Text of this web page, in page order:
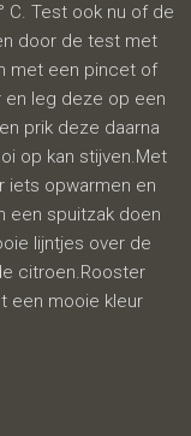
C. Test ook nu of de
door de test met
met een pincet of
leg deze op een
prik deze daarna
op kan stijven.Met
iets opwarmen en
een spuitzak doen
lijntjes over de
citroen.Rooster
een mooie kleur